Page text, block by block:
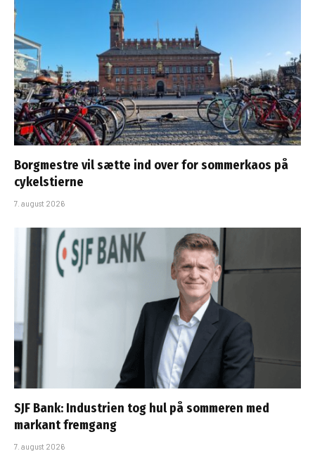
Borgmestre vil sætte ind over for sommerkaos på
cykelstierne
7. august 2026
SJF Bank: Industrien tog hul på sommeren med
markant fremgang
7. august 2026